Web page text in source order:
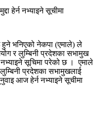
भनिएको नेकपा (एमाले) ले
र लुम्बिनी प्रदेशका सभामुख
नभ्याइने सूचिमा परेको छ । एमाले
प्रदेशका सभामुखलाई
आज हेर्न नभ्याइने सूचीमा